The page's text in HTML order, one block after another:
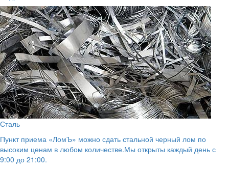
Сталь
Пункт приема «ЛомЪ» можно сдать стальной черный лом по
высоким ценам в любом количестве.Мы открыты каждый день с
9:00 до 21:00.